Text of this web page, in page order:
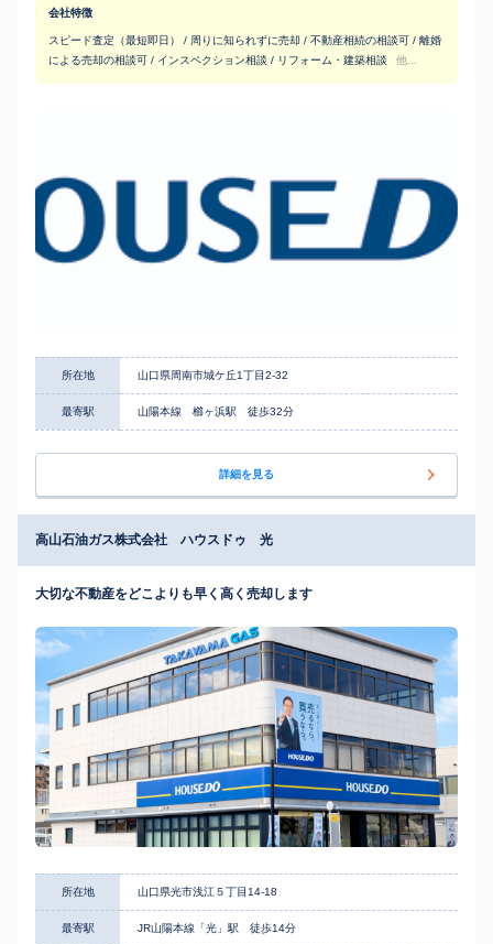
会社特徴
スピード査定（最短即日） / 周りに知られずに売却 / 不動産相続の相談可 / 離婚
による売却の相談可 / インスペクション相談 / リフォーム・建築相談
他...
所在地 山口県周南市城ケ丘1丁目2-32
最寄駅 山陽本線 櫛ヶ浜駅 徒歩32分
詳細を見る
高山石油ガス株式会社 ハウスドゥ 光
大切な不動産をどこよりも早く高く売却します
所在地 山口県光市浅江５丁目14-18
最寄駅 JR山陽本線「光」駅 徒歩14分